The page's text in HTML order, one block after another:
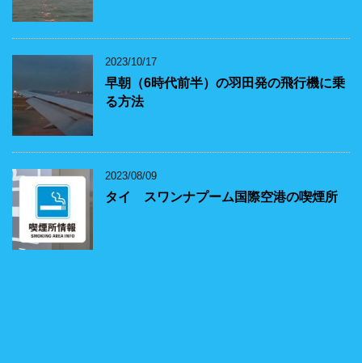
2023/10/17
早朝（6時代前半）の羽田発の飛行機に乗
る方法
2023/08/09
タイ スワンナプーム国際空港の喫煙所